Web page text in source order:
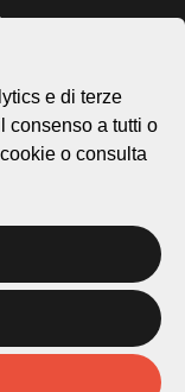
e di terze
consenso a tutti o
o consulta